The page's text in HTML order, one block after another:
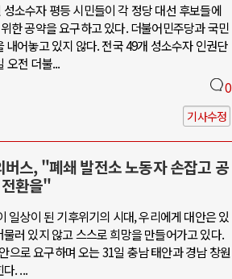
소수자 평등 시민들이 각 정당 대선 후보들에
한 공약을 요구하고 있다. 더불어민주당과 국민
내어놓고 있지 않다. 전국 49개 성소수자 인권단
오전 더불...
0
기사수정
버스, "폐쇄 발전소 노동자 손잡고 공
환을"
일상이 된 기후위기의 시대, 우리에게 대안은 있
러 있지 않고 스스로 희망을 만들어가고 있다.
으로 요구하며 오는 31일 충남 태안과 경남 창원
. ...